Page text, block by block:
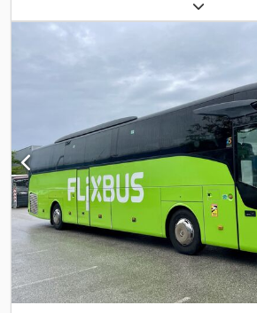
, Getriebetyp:
Konfiguration:2 Achsen, Emissionsklasse:
Bremsen:
Retarder
ABS,
Mercedes-Benz Tourismo 15 RHD, EZ:
408 PS Euro5, 825.580 km, 6-Gang-
Schlafsitze mit Sicherheitsgurte, Klima,
Tempomat, ABS, ASR, Radio, Leselampen,
Senkanlage, Gepäckablage, Klapptische,
Kühlschrank, Düsenbelüftung,
Doppelverglasung, Zentralverriegelung,
Punktesystem, Sonnenrollo elektrisch,
elektrisch, Aussenspiegel elektrisch
Rückfahrkamera, Alufelgen. Crodpfx Ajzi